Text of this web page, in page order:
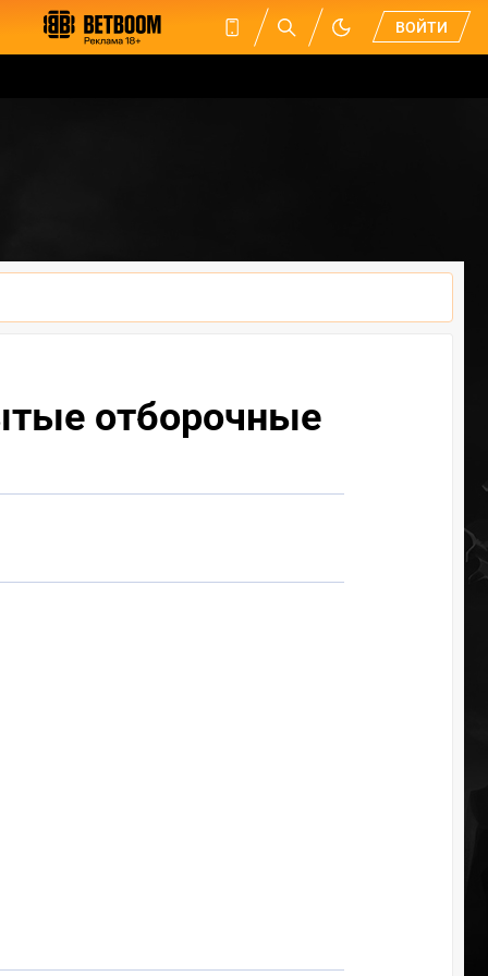
ВОЙТИ
отборочные